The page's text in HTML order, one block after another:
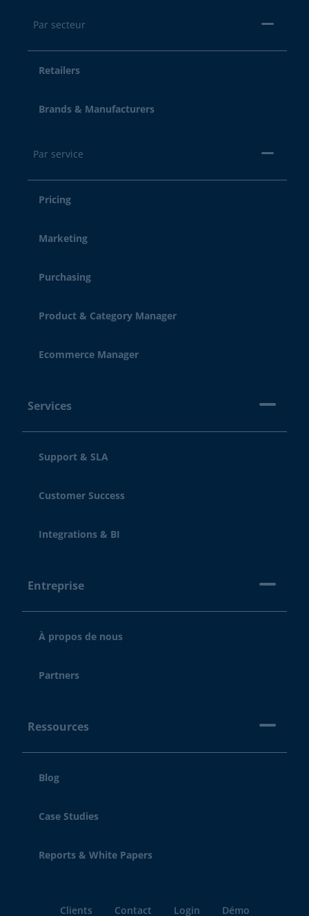
Par secteur
Retailers
Brands & Manufacturers
Par service
Pricing
Marketing
Purchasing
Product & Category Manager
Ecommerce Manager
Services
Support & SLA
Customer Success
Integrations & BI
Entreprise
À propos de nous
Partners
Ressources
Blog
Case Studies
Reports & White Papers
Clients Contact Login Démo